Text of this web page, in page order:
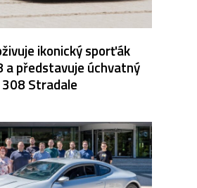
ikonický sporťák
a představuje úchvatný
308 Stradale